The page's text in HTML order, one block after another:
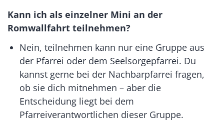
Kann ich als einzelner Mini an der
Romwallfahrt teilnehmen?
Nein, teilnehmen kann nur eine Gruppe aus
der Pfarrei oder dem Seelsorgepfarrei. Du
kannst gerne bei der Nachbarpfarrei fragen,
ob sie dich mitnehmen – aber die
Entscheidung liegt bei dem
Pfarreiverantwortlichen dieser Gruppe.